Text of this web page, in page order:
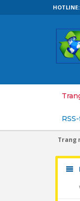
Trang